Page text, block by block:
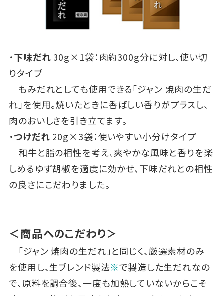
・下味だれ 30g×1袋：肉約300g分に対し、使い切
りタイプ
もみだれとしても使用できる「ジャン 焼肉の生だ
れ」を使用。焼いたときに香ばしい香りがプラスし、
肉のおいしさを引き立てます。
・つけだれ 20g×3袋：使いやすい小分けタイプ
和牛と脂の相性を考え、爽やかな風味と香りを楽
しめるゆず胡椒を適度に効かせ、下味だれとの相性
の良さにこだわりました。
＜商品へのこだわり＞
「ジャン 焼肉の生だれ」と同じく、厳選素材のみ
を使用し、生ブレンド製法※で製造した生だれなの
で、原料を調合後、一度も加熱していないからこそ